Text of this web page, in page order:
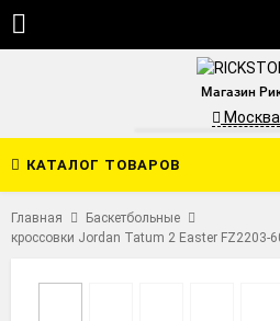
Магазин
Москва
КАТАЛОГ ТОВАРОВ
Главная
Баскетбольные
кроссовки Jordan Tatum 2 Easter FZ2203-